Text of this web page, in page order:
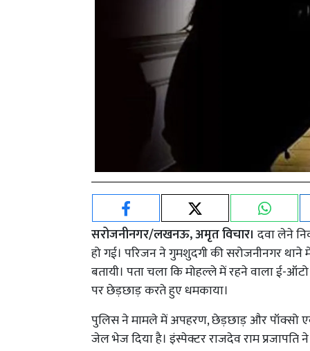
सरोजनीनगर/लखनऊ, अमृत विचार। दवा लेने
हो गई। परिजन ने गुमशुदगी की सरोजनीनगर थाने
बतायी। पता चला कि मोहल्ले में रहने वाला ई-
पर छेड़छाड़ करते हुए धमकाया।
पुलिस ने मामले में अपहरण, छेड़छाड़ और पॉक्सो
जेल भेज दिया है। इंस्पेक्टर राजदेव राम प्रजापति